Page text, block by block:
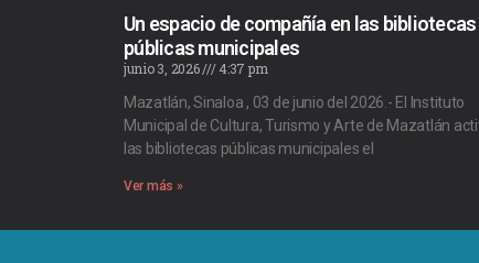
Un espacio de compañía en las bibliotecas
públicas municipales
junio 3, 2026
4:37 pm
Mazatlán, Sinaloa , 03 de junio del 2026.- El Instituto
Municipal de Cultura, Turismo y Arte de Mazatlán
las bibliotecas públicas municipales el
Ver más »